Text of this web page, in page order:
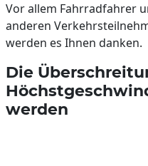
Vor allem Fahrradfahrer
anderen
werden es Ihnen danken.
Die
werden